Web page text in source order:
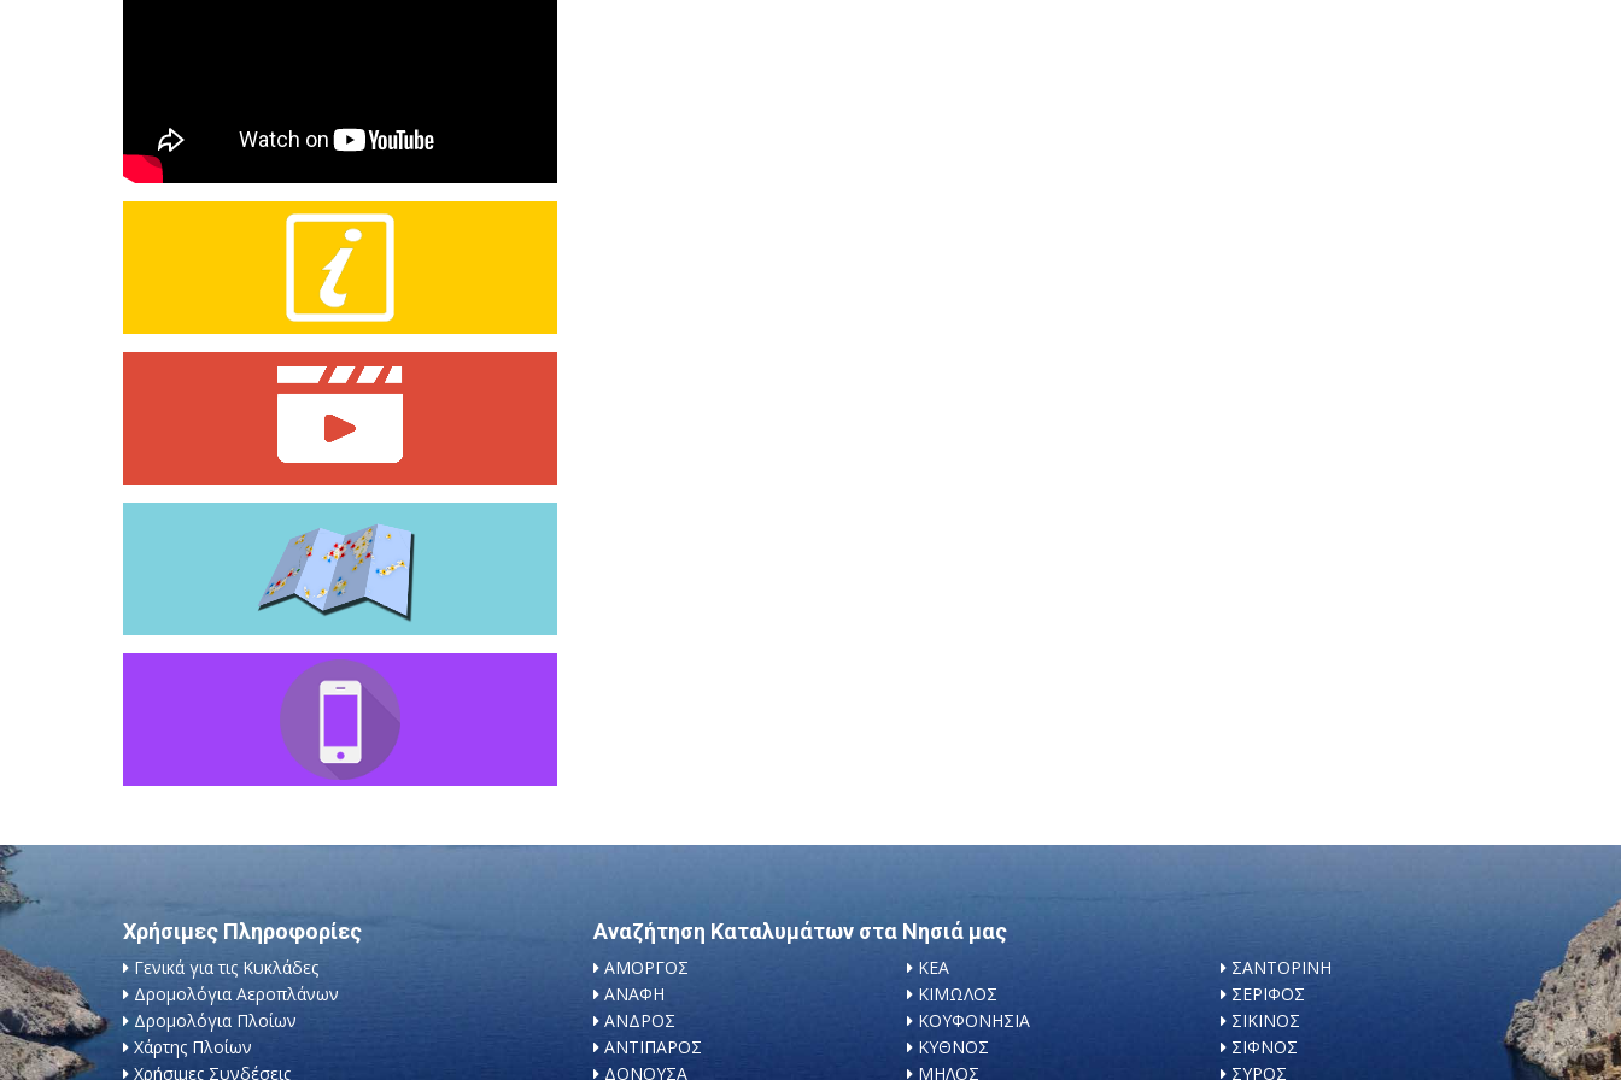
Χρήσιμες Πληροφορίες
Γενικά για τις Κυκλάδες
Δρομολόγια Αεροπλάνων
Δρομολόγια Πλοίων
Χάρτης Πλοίων
Χρήσιμες Συνδέσεις
Αναζήτηση Καταλυμάτων στα Νησιά μας
ΑΜΟΡΓΟΣ
ΑΝΑΦΗ
ΑΝΔΡΟΣ
ΑΝΤΙΠΑΡΟΣ
ΔΟΝΟΥΣΑ
ΚΕΑ
ΚΙΜΩΛΟΣ
ΚΟΥΦΟΝΗΣΙΑ
ΚΥΘΝΟΣ
ΜΗΛΟΣ
ΣΑΝΤΟΡΙΝΗ
ΣΕΡΙΦΟΣ
ΣΙΚΙΝΟΣ
ΣΙΦΝΟΣ
ΣΥΡΟΣ